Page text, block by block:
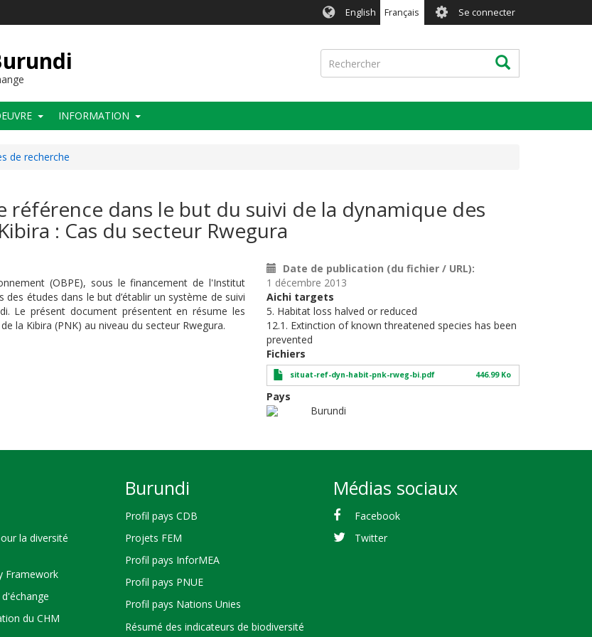
English Français User
account
menu
Se connecter
Rechercher Rechercher
INFORMATION
de recherche
référence dans le but du suivi de la dynamique des
: Cas du secteur Rwegura
(OBPE), sous le financement de l'Institut
études dans le but d’établir un système de suivi
Le présent document présentent en résume les
la Kibira (PNK) au niveau du secteur Rwegura.
Date de publication (du fichier / URL)
1 décembre 2013
Aichi targets
5. Habitat loss halved or reduced
12.1. Extinction of known threatened species has been
prevented
Fichiers
situat-ref-dyn-habit-pnk-rweg-bi.pdf 446.99 Ko
Pays
Burundi
la diversité
Framework
du CHM
Burundi
Profil pays CDB
Projets FEM
Profil pays InforMEA
Profil pays PNUE
Profil pays Nations Unies
Résumé des indicateurs de biodiversité
Médias sociaux
Facebook
Twitter